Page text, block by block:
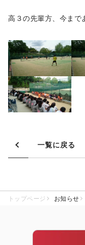
高３の先輩方、今まで
一覧に戻る
トップページ お知らせ